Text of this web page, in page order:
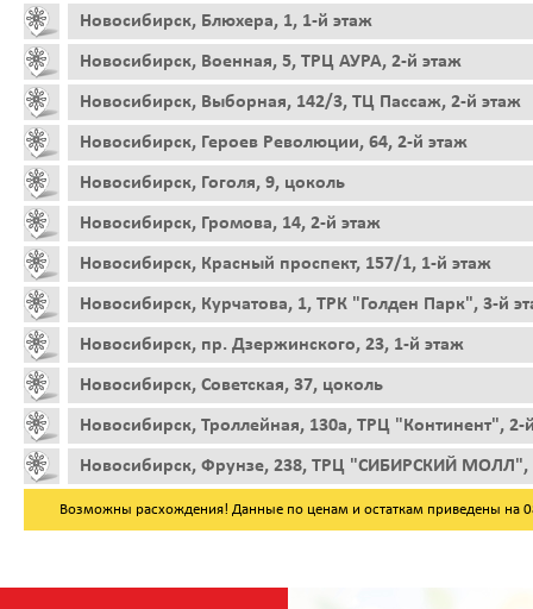
Новосибирск, Блюхера, 1, 1-й этаж
Новосибирск, Военная, 5, ТРЦ АУРА, 2-й этаж
Новосибирск, Выборная, 142/3, ТЦ Пассаж, 2-й этаж
Новосибирск, Героев Революции, 64, 2-й этаж
Новосибирск, Гоголя, 9, цоколь
Новосибирск, Громова, 14, 2-й этаж
Новосибирск, Красный проспект, 157/1, 1-й этаж
Новосибирск, Курчатова, 1, ТРК "Голден Парк", 3-й
Новосибирск, пр. Дзержинского, 23, 1-й этаж
Новосибирск, Советская, 37, цоколь
Новосибирск, Троллейная, 130а, ТРЦ "Континент", 2-
Новосибирск, Фрунзе, 238, ТРЦ "СИБИРСКИЙ МОЛЛ",
Возможны расхождения! Данные по ценам и остаткам приведены на